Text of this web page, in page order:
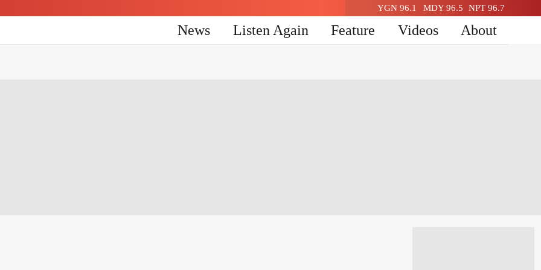
YGN 96.1 MDY 96.5 NPT 96.7
News Listen Again Feature Videos About